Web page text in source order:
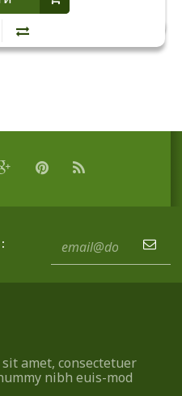
amet, consectetuer
nibh euis-mod